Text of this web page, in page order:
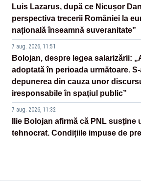
Luis Lazarus, după ce Nicușor
perspectiva trecerii României la
națională înseamnă suveranitate”
7 aug. 2026, 11:51
Bolojan, despre legea salarizării:
adoptată în perioada următoare.
depunerea din cauza unor
iresponsabile în spaţiul public”
7 aug. 2026, 11:32
Ilie Bolojan afirmă că PNL susține
tehnocrat. Condițiile impuse de